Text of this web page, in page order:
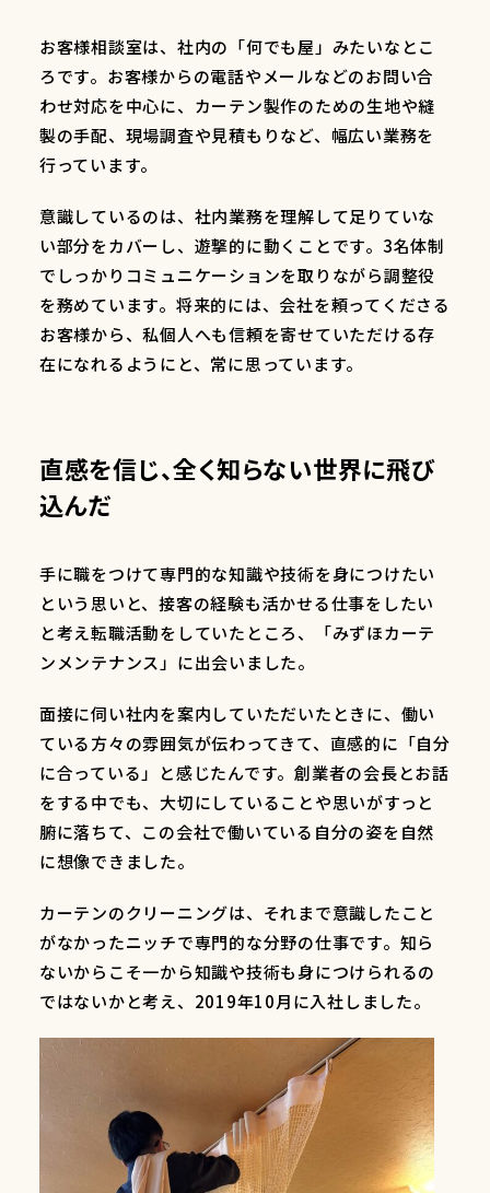
お客様相談室は、社内の「何でも屋」みたいなとこ
ろです。お客様からの電話やメールなどのお問い合
わせ対応を中心に、カーテン製作のための生地や縫
製の手配、現場調査や見積もりなど、幅広い業務を
行っています。
意識しているのは、社内業務を理解して足りていな
い部分をカバーし、遊撃的に動くことです。3名体制
でしっかりコミュニケーションを取りながら調整役
を務めています。将来的には、会社を頼ってくださる
お客様から、私個人へも信頼を寄せていただける存
在になれるようにと、常に思っています。
直感を信じ、全く知らない世界に飛び
込んだ
手に職をつけて専門的な知識や技術を身につけたい
という思いと、接客の経験も活かせる仕事をしたい
と考え転職活動をしていたところ、「みずほカーテ
ンメンテナンス」に出会いました。
面接に伺い社内を案内していただいたときに、働い
ている方々の雰囲気が伝わってきて、直感的に「自分
に合っている」と感じたんです。創業者の会長とお話
をする中でも、大切にしていることや思いがすっと
腑に落ちて、この会社で働いている自分の姿を自然
に想像できました。
カーテンのクリーニングは、それまで意識したこと
がなかったニッチで専門的な分野の仕事です。知ら
ないからこそ一から知識や技術も身につけられるの
ではないかと考え、2019年10月に入社しました。